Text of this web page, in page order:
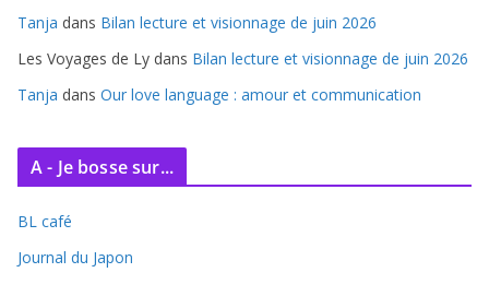
s
Tanja dans Bilan lecture et visionnage de juin 2026
Les Voyages de Ly dans Bilan lecture et visionnage de juin 2026
Tanja dans Our love language : amour et communication
A - Je bosse sur...
BL café
Journal du Japon